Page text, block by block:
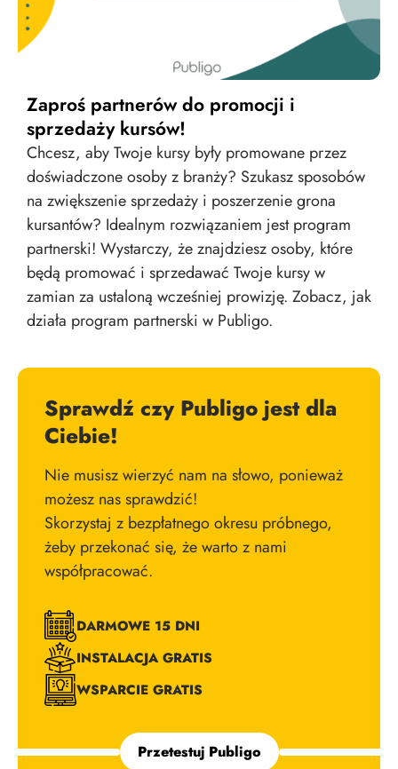
Zaproś partnerów do promocji i
sprzedaży kursów!
Chcesz, aby Twoje kursy były promowane przez
doświadczone osoby z branży? Szukasz sposobów
na zwiększenie sprzedaży i poszerzenie grona
kursantów? Idealnym rozwiązaniem jest program
partnerski! Wystarczy, że znajdziesz osoby, które
będą promować i sprzedawać Twoje kursy w
zamian za ustaloną wcześniej prowizję. Zobacz, jak
działa program partnerski w Publigo.
Sprawdź czy Publigo jest dla
Ciebie!
Nie musisz wierzyć nam na słowo, ponieważ
możesz nas sprawdzić!
Skorzystaj z bezpłatnego okresu próbnego,
żeby przekonać się, że warto z nami
współpracować.
DARMOWE 15 DNI
INSTALACJA GRATIS
WSPARCIE GRATIS
Przetestuj Publigo